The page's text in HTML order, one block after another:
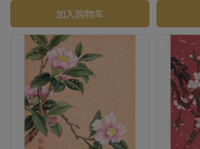
加入购物车